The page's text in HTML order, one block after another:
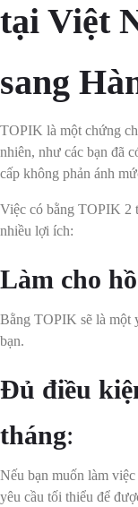
tại Việt
sang
TOPIK là một chứng
nhiên, như các bạn đã
cấp không phản ánh
Việc có bằng TOPIK 2
nhiều lợi ích:
Làm cho
Bằng TOPIK sẽ là một
bạn.
Đủ điều
tháng:
Nếu bạn muốn làm
yêu cầu tối thiểu để